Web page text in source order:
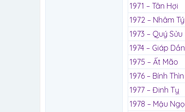
1971 – Tân Hợi
1972 – Nhâm Tý
1973 – Quý Sửu
1974 – Giáp Dần
1975 – Ất Mão
1976 – Bính Thìn
1977 – Đinh Tỵ
1978 – Mậu Ngọ